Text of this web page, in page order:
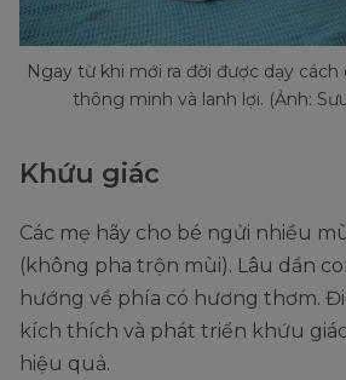
Ngay từ khi mới ra đời được dạy
thông minh và lanh lợi. (Ảnh:
Khứu giác
Các mẹ hãy cho bé ngửi nhiều
(không pha trộn mùi). Lâu dần
hướng về phía có hương thơm.
kích thích và phát triển khứu
hiệu quả.